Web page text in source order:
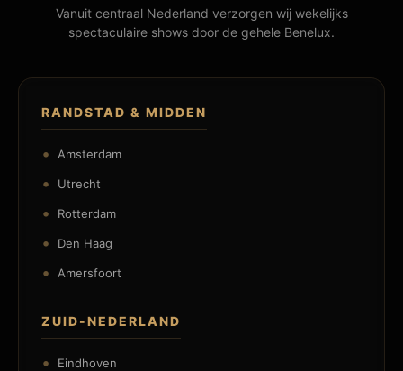
Vanuit centraal Nederland verzorgen wij wekelijks
spectaculaire shows door de gehele Benelux.
RANDSTAD & MIDDEN
Amsterdam
Utrecht
Rotterdam
Den Haag
Amersfoort
ZUID-NEDERLAND
Eindhoven